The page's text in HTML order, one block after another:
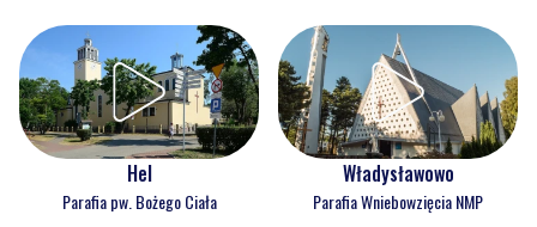
Hel
Parafia pw. Bożego Ciała
Władysławowo
Parafia Wniebowzięcia NMP